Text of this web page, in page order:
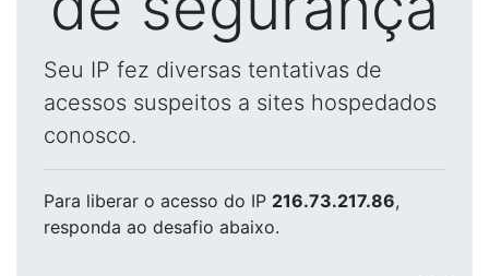
Seu IP fez diversas tentativas de
acessos suspeitos a sites hospedados
conosco.
Para liberar o acesso do IP 216.73.217.86,
responda ao desafio abaixo.